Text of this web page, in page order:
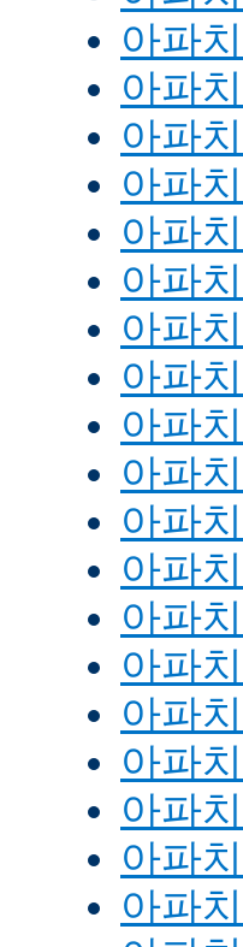
아파
아파
아파
아파
아파
아파
아파
아파
아파
아파
아파
아파
아파
아파
아파
아파
아파
아파
아파